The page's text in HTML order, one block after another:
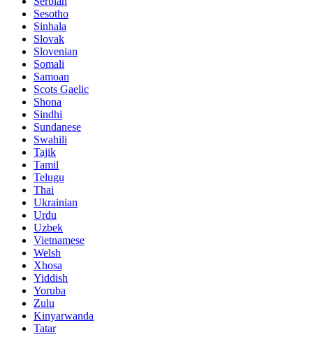
Sesotho
Sinhala
Slovak
Slovenian
Somali
Samoan
Scots Gaelic
Shona
Sindhi
Sundanese
Swahili
Tajik
Tamil
Telugu
Thai
Ukrainian
Urdu
Uzbek
Vietnamese
Welsh
Xhosa
Yiddish
Yoruba
Zulu
Kinyarwanda
Tatar